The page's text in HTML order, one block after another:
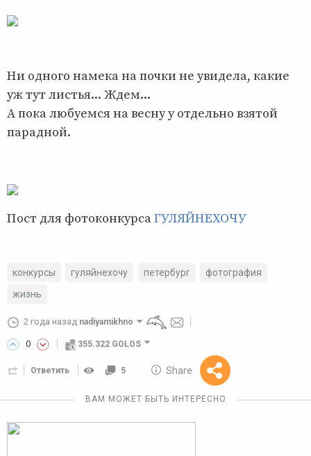
Ни одного намека на почки не увидела, какие
уж тут листья... Ждем...
А пока любуемся на весну у отдельно взятой
парадной.
Пост для фотоконкурсаГУЛЯЙНЕХОЧУ
конкурсы гуляйнехочу петербург
фотография
жизнь
2 года назад nadiyamikhno
0 355.322 GOLOS
Ответить 5 Share
Reward
10 GOLOS
ВАМ МОЖЕТ БЫТЬ ИНТЕРЕСНО